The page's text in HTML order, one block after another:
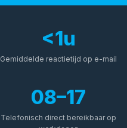
<1u
Gemiddelde reactietijd op e-mail
08–17
Telefonisch direct bereikbaar op